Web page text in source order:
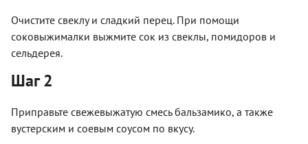
Очистите свеклу и сладкий перец. При помощи
соковыжималки выжмите сок из свеклы, помидоров и
сельдерея.
Шаг 2
Приправьте свежевыжатую смесь бальзамико, а также
вустерским и соевым соусом по вкусу.